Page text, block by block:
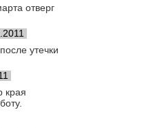
отверг
утечки
края